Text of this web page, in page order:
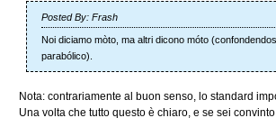
Posted By: Frash
Noi diciamo mòto, ma altri dicono móto
parabólico).
Nota: contrariamente al buon senso, lo standard
Una volta che tutto questo è chiaro, e se sei